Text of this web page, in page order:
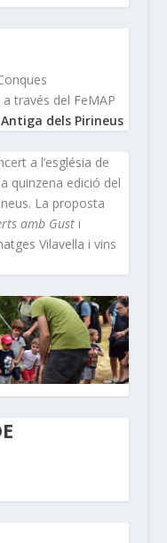
través del FeMAP
dels Pirineus
a l’església de
quinzena edició del
La proposta
amb Gusti
Vilavella i vins